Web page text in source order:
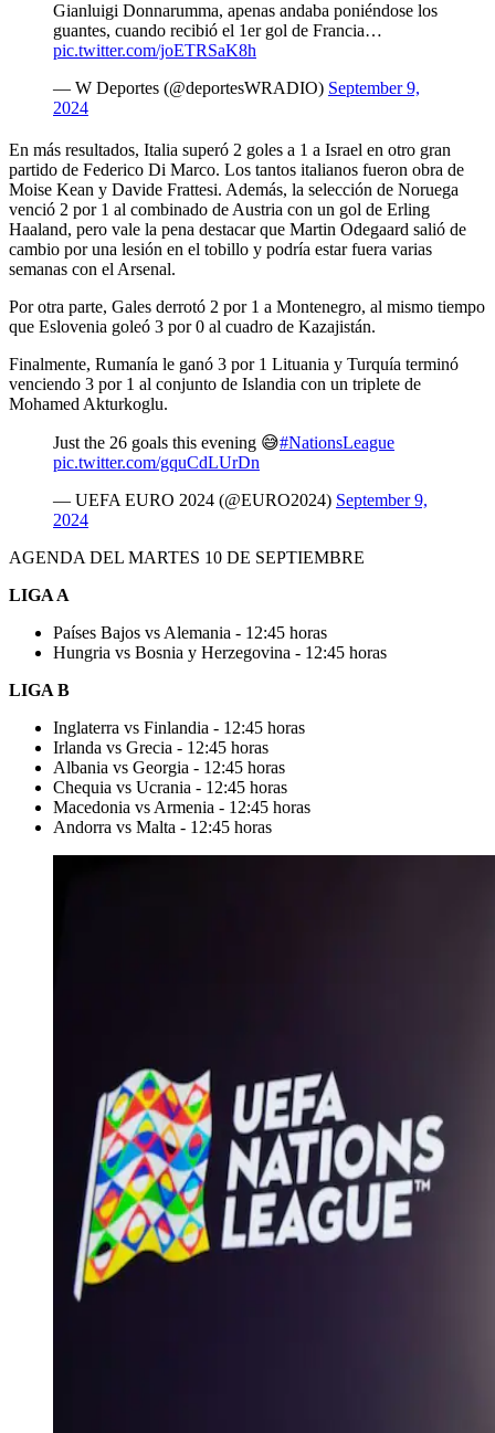
Gianluigi Donnarumma, apenas andaba poniéndose los
guantes, cuando recibió el 1er gol de Francia…
pic.twitter.com/joETRSaK8h
— W Deportes (@deportesWRADIO) September 9,
2024
En más resultados, Italia superó 2 goles a 1 a Israel en otro gran
partido de Federico Di Marco. Los tantos italianos fueron obra de
Moise Kean y Davide Frattesi. Además, la selección de Noruega
venció 2 por 1 al combinado de Austria con un gol de Erling
Haaland, pero vale la pena destacar que Martin Odegaard salió de
cambio por una lesión en el tobillo y podría estar fuera varias
semanas con el Arsenal.
Por otra parte, Gales derrotó 2 por 1 a Montenegro, al mismo tiempo
que Eslovenia goleó 3 por 0 al cuadro de Kazajistán.
Finalmente, Rumanía le ganó 3 por 1 Lituania y Turquía terminó
venciendo 3 por 1 al conjunto de Islandia con un triplete de
Mohamed Akturkoglu.
Just the 26 goals this evening 😅#NationsLeague
pic.twitter.com/gquCdLUrDn
— UEFA EURO 2024 (@EURO2024) September 9,
2024
AGENDA DEL MARTES 10 DE SEPTIEMBRE
LIGA A
Países Bajos vs Alemania - 12:45 horas
Hungria vs Bosnia y Herzegovina - 12:45 horas
LIGA B
Inglaterra vs Finlandia - 12:45 horas
Irlanda vs Grecia - 12:45 horas
Albania vs Georgia - 12:45 horas
Chequia vs Ucrania - 12:45 horas
Macedonia vs Armenia - 12:45 horas
Andorra vs Malta - 12:45 horas